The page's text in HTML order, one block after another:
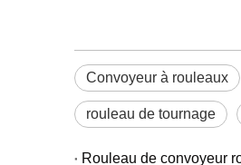
Convoyeur à rouleaux
rouleau de tournage